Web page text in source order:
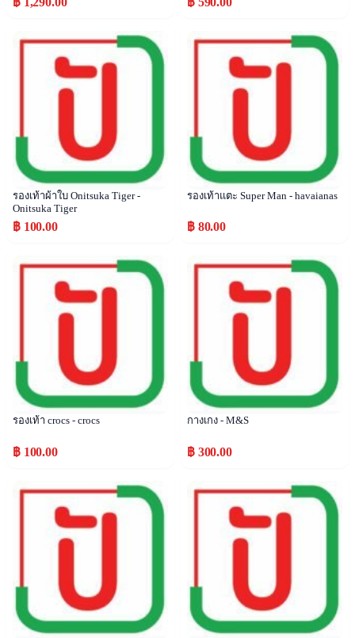
Popular
รองเท้าผ้าใบ Onitsuka Tiger -
Onitsuka Tiger
฿ 100.00
Popular
รองเท้าแตะ Super Man - havaianas
฿ 80.00
Popular
รองเท้า crocs - crocs
฿ 100.00
Popular
กางเกง - M&S
฿ 300.00
Popular Popular